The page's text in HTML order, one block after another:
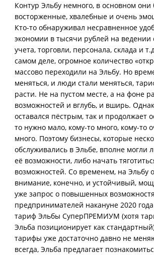
Контур Эльбу немного, в основном они
восторженные, хвалебные и очень
Кто-то обнаруживал несравненное
экономии в тысячи рублей на ведении
учета, торговли, персонала, склада и
самом деле, огромное количество
массово переходили на Эльбу. Но
меняться, и люди стали меняться,
расти. Не на пустом месте, а на фоне
возможностей и вглубь, и вширь.
оставался пёстрым, так и продолжает
то нужно мало, кому-то много, кому-то
много. Поэтому бизнесы, которые
обслуживались в Эльбе, вполне могли
её возможности, либо начать
возможностей. Со временем, на Эльбу
внимание, конечно, и устойчивый,
уже запрос о повышенных
предпринимателей накануне 2020
тариф Эльбы СуперПРЕМИУМ (хотя
Эльба позиционирует как
тарифы уже достаточно давно не
всегда, Эльба предлагает